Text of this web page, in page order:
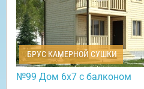
БРУС КАМЕРНОЙ СУШКИ
№99 Дом 6х7 с балконом